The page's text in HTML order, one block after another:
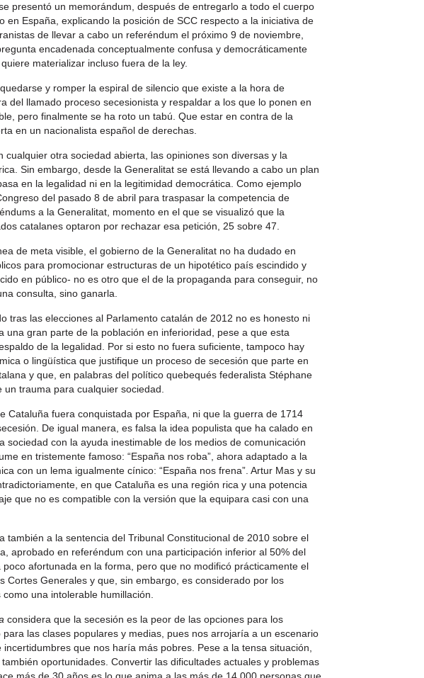
presentó un memorándum, después de entregarlo a todo el cuerpo
en España, explicando la posición de SCC respecto a la iniciativa de
de llevar a cabo un referéndum el próximo 9 de noviembre,
encadenada conceptualmente confusa y democráticamente
materializar incluso fuera de la ley.
y romper la espiral de silencio que existe a la hora de
del llamado proceso secesionista y respaldar a los que lo ponen en
pero finalmente se ha roto un tabú. Que estar en contra de la
en un nacionalista español de derechas.
cualquier otra sociedad abierta, las opiniones son diversas y la
Sin embargo, desde la Generalitat se está llevando a cabo un plan
en la legalidad ni en la legitimidad democrática. Como ejemplo
del pasado 8 de abril para traspasar la competencia de
a la Generalitat, momento en el que se visualizó que la
catalanes optaron por rechazar esa petición, 25 sobre 47.
de meta visible, el gobierno de la Generalitat no ha dudado en
para promocionar estructuras de un hipotético país escindido y
en público- no es otro que el de la propaganda para conseguir, no
consulta, sino ganarla.
tras las elecciones al Parlamento catalán de 2012 no es honesto ni
una gran parte de la población en inferioridad, pese a que esta
de la legalidad. Por si esto no fuera suficiente, tampoco hay
o lingüística que justifique un proceso de secesión que parte en
y que, en palabras del político quebequés federalista Stéphane
un trauma para cualquier sociedad.
Cataluña fuera conquistada por España, ni que la guerra de 1714
De igual manera, es falsa la idea populista que ha calado en
sociedad con la ayuda inestimable de los medios de comunicación
en tristemente famoso: “España nos roba”, ahora adaptado a la
con un lema igualmente cínico: “España nos frena”. Artur Mas y su
en que Cataluña es una región rica y una potencia
que no es compatible con la versión que la equipara casi con una
también a la sentencia del Tribunal Constitucional de 2010 sobre el
aprobado en referéndum con una participación inferior al 50% del
poco afortunada en la forma, pero que no modificó prácticamente el
Cortes Generales y que, sin embargo, es considerado por los
una intolerable humillación.
considera que la secesión es la peor de las opciones para los
las clases populares y medias, pues nos arrojaría a un escenario
que nos haría más pobres. Pese a la tensa situación,
oportunidades. Convertir las dificultades actuales y problemas